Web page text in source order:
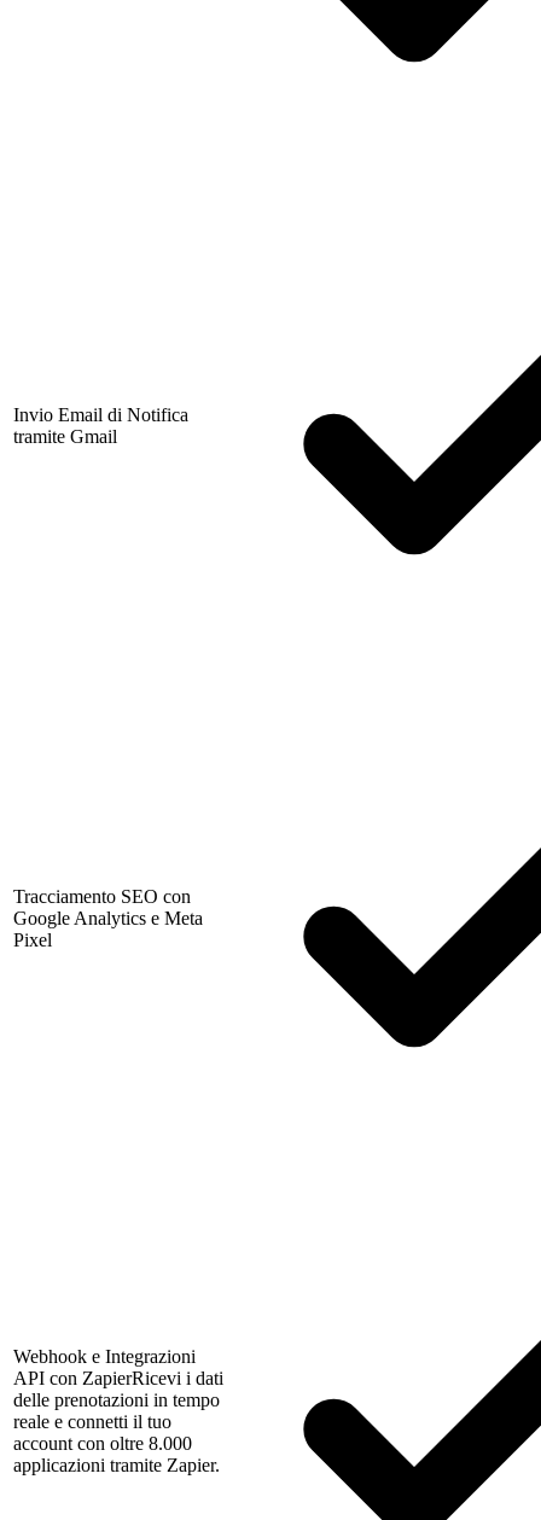
Invio Email di Notifica
tramite Gmail
Tracciamento SEO con
Google Analytics e Meta
Pixel
Webhook e Integrazioni
API con ZapierRicevi i dati
delle prenotazioni in tempo
reale e connetti il tuo
account con oltre 8.000
applicazioni tramite Zapier.